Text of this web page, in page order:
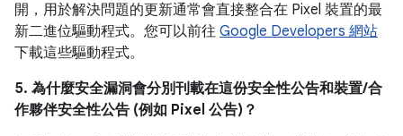
開，用於解決問題的更新通常會直接整合在 Pixel 裝置的最
新二進位驅動程式。您可以前往 Google Developers 網站
下載這些驅動程式。
5. 為什麼安全漏洞會分別刊載在這份安全性公告和裝置/合
作夥伴安全性公告 (例如 Pixel 公告)？